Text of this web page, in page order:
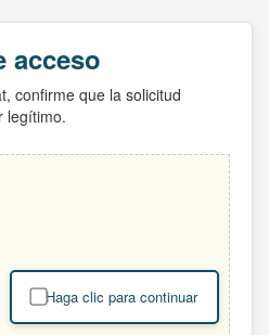
acceso
confirme que la solicitud
legítimo.
Haga clic para continuar